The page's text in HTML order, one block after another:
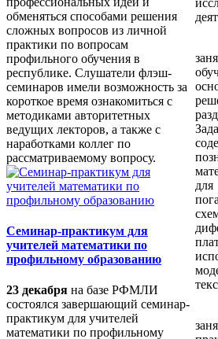
обменяться способами решения
сложных вопросов из личной
практики по вопросам
профильного обучения в
республике. Слушатели флэш-
семинаров имели возможность за
короткое время ознакомиться с
методиками авторитетных
ведущих лекторов, а также с
наработками коллег по
рассматриваемому вопросу.
Семинар-практикум для
учителей математики по
профильному образованию
23 декабря на базе РФМЛИ
состоялся завершающий семинар-
практикум для учителей
математики по профильному